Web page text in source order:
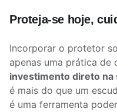
Proteja-se hoje,
Incorporar o protetor
apenas uma prática de
investimento direto na
é mais do que um
é uma ferramenta